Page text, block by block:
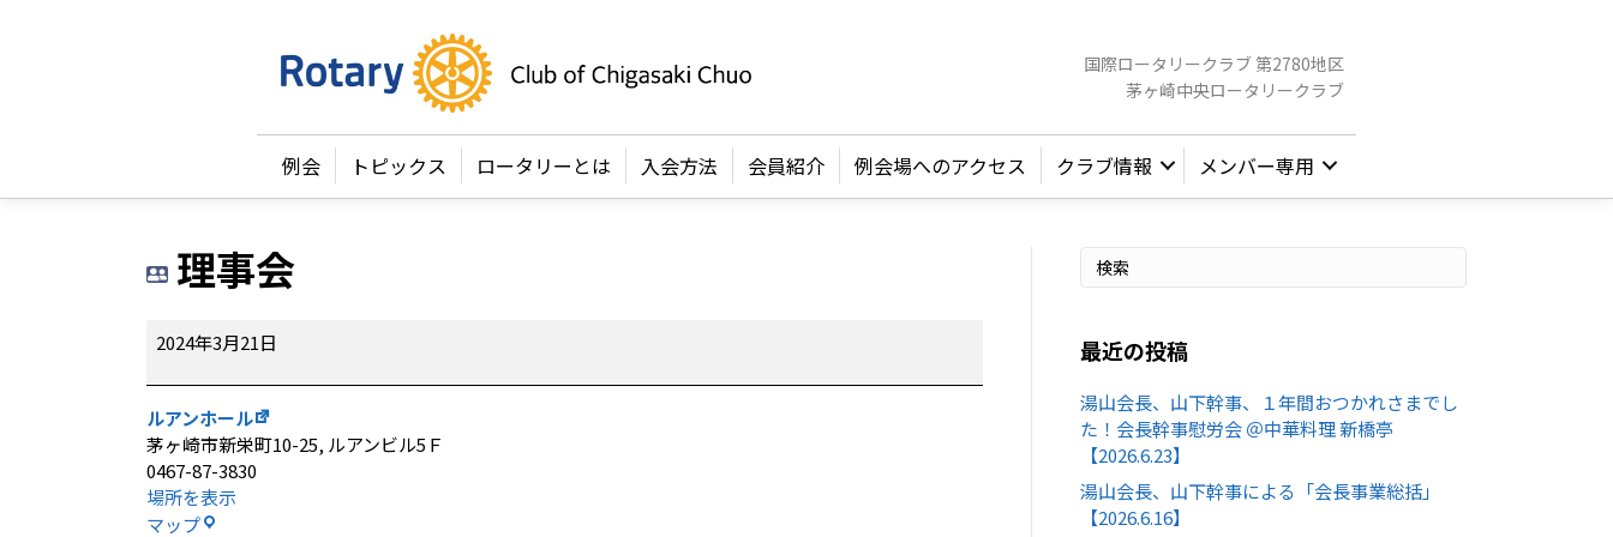
国際ロータリークラブ 第2780地区
茅ヶ崎中央ロータリークラブ
例会 トピックス ロータリーとは 入会方法 会員紹介 例会場へのアクセス クラブ情報 メンバー専用
理事会
理
事
会
2024年3月21日
ルアンホール
茅ヶ崎市新栄町10-25 ルアンビル5Ｆ
0467-87-3830
場所を表示
マップル
最近の投稿
湯山会長、山下幹事、１年間おつかれさまでし
た！会長幹事慰労会 ＠中華料理 新橋亭
【2026.6.23】
湯山会長、山下幹事による「会長事業総括」
【2026.6.16】